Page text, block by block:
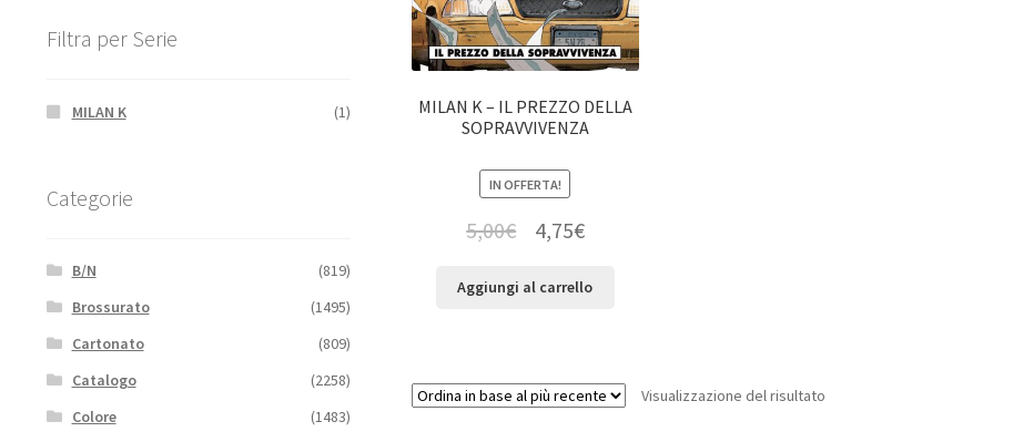
MILAN K – IL PREZZO DELLA
SOPRAVVIVENZA
IN OFFERTA!
5,00€ 4,75€
Aggiungi al carrello
Visualizzazione del risultato
Filtra per Serie
MILAN K (1)
Categorie
B/N
(819)
Brossurato
(1495)
Cartonato
(809)
Catalogo
(2258)
Colore
(1483)